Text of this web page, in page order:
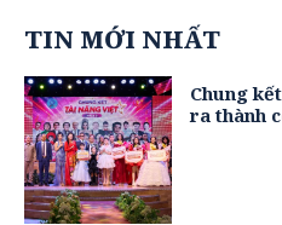
TIN MỚI NHẤT
Chung
ra thành